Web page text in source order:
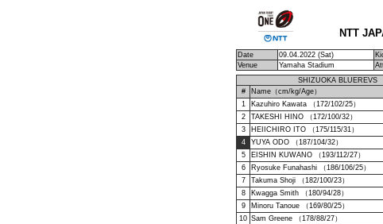
NTT
Date 09.04.2022 (Sat)
Venue
Yamaha Stadium
SHIZUOKA BLUEREVS
#
Name（cm/kg/Age）
1
Kazuhiro Kawata （172/102/25）
2
TAKESHI HINO （172/100/32）
3
HEIICHIRO ITO （175/115/31）
4
YUYA ODO （187/104/32）
5
EISHIN KUWANO （193/112/27）
6
Ryosuke Funahashi （186/106/25）
7
Takuma Shoji （182/100/23）
8
Kwagga Smith （180/94/28）
9
Minoru Tanoue （169/80/25）
10 Sam Greene （178/88/27）